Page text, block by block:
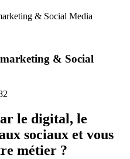
& Social Media
& Social
le digital, le
sociaux et vous
métier ?